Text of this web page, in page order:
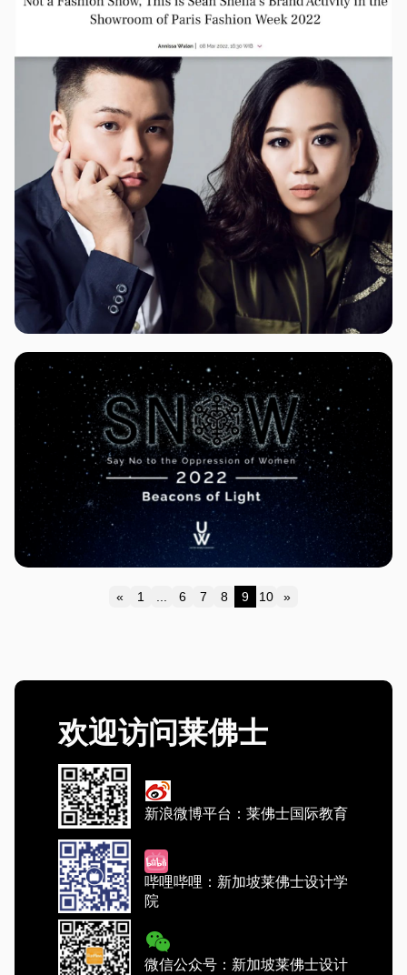
«
Previous
1 6 7 8 9 10 »
Next
欢迎访问莱佛士
新浪微博平台：莱佛士国际教育
哔哩哔哩：新加坡莱佛士设计学
院
微信公众号：新加坡莱佛士设计